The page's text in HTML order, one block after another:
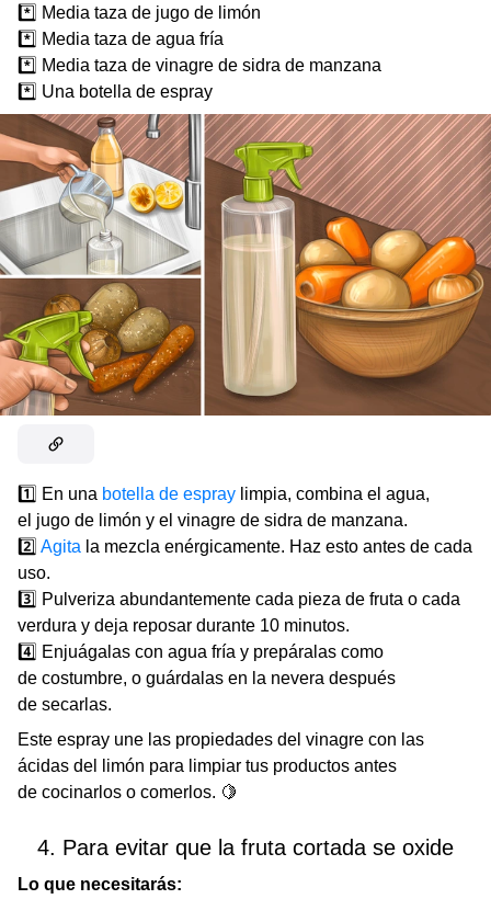
*️⃣ Media taza de jugo de limón
*️⃣ Media taza de agua fría
*️⃣ Media taza de vinagre de sidra de manzana
*️⃣ Una botella de espray
1️⃣ En una botella de espray limpia, combina el agua,
el jugo de limón y el vinagre de sidra de manzana.
2️⃣ Agita la mezcla enérgicamente. Haz esto antes de cada
uso.
3️⃣ Pulveriza abundantemente cada pieza de fruta o cada
verdura y deja reposar durante 10 minutos.
4️⃣ Enjuágalas con agua fría y prepáralas como
de costumbre, o guárdalas en la nevera después
de secarlas.
Este espray une las propiedades del vinagre con las
ácidas del limón para limpiar tus productos antes
de cocinarlos o comerlos. 🍋
4. Para evitar que la fruta cortada se oxide
Lo que necesitarás: